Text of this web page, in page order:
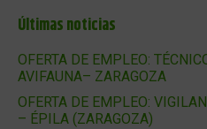
Últimas noticias
OFERTA DE EMPLEO:
AVIFAUNA– ZARAGOZA
OFERTA DE EMPLEO:
– ÉPILA (ZARAGOZA)